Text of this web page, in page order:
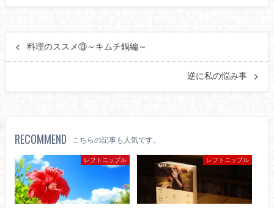
料理のススメ⑬～キムチ鍋編～
逆に私の悩み事
RECOMMEND こちらの記事も人気です。
レフトニップル レフトニップル